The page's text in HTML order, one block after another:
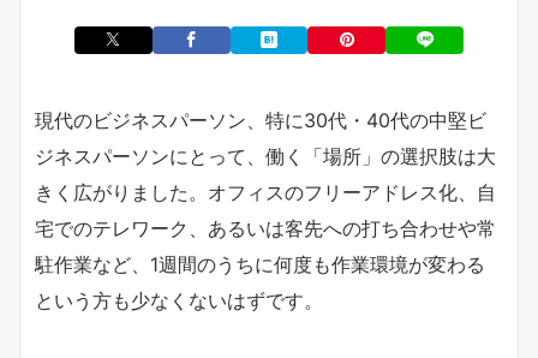
現代のビジネスパーソン、特に30代・40代の中堅ビ
ジネスパーソンにとって、働く「場所」の選択肢は大
きく広がりました。オフィスのフリーアドレス化、自
宅でのテレワーク、あるいは客先への打ち合わせや常
駐作業など、1週間のうちに何度も作業環境が変わる
という方も少なくないはずです。